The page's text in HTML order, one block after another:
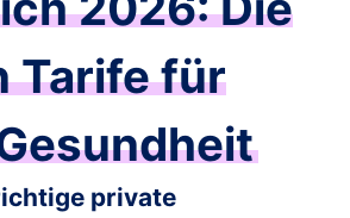
Tarife für
private